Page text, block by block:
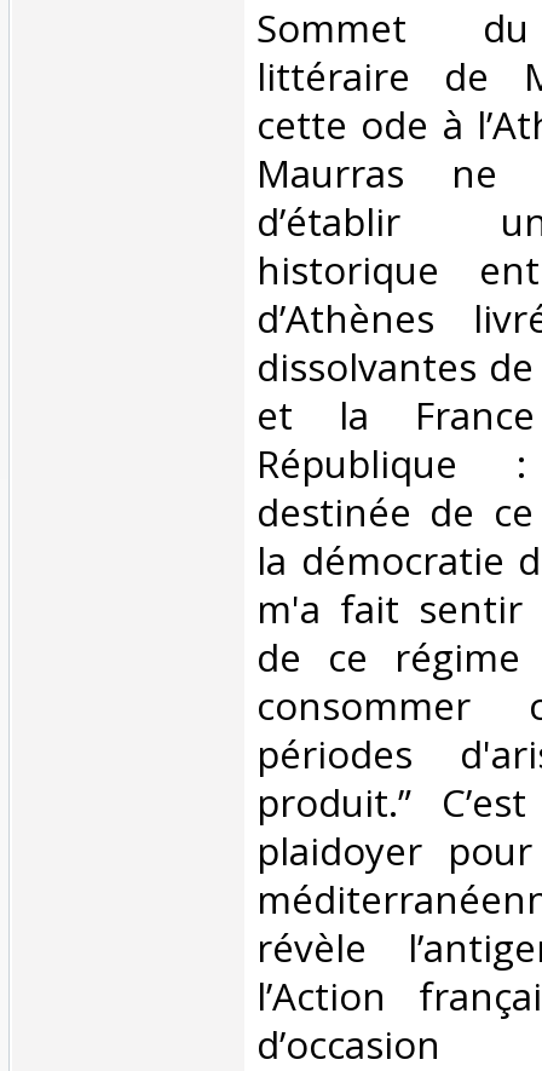
‎Sommet du
littéraire de
cette ode à
Maurras ne
d’établir
historique
d’Athènes
dissolvantes
et la
République
destinée de
la démocratie
m'a fait sentir
de ce
périodes
produit.”
plaidoyer
révèle
l’Action
d’occasion ‎